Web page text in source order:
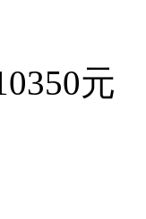
元